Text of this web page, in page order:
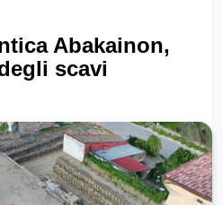
Abakainon,
scavi